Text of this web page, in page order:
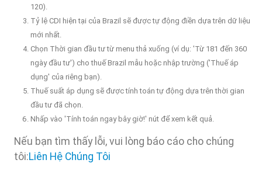
120).
Tỷ lệ CDI hiện tại của Brazil sẽ được tự động điền dựa trên dữ liệu
mới nhất.
Chọn Thời gian đầu tư từ menu thả xuống (ví dụ: 'Từ 181 đến 360
ngày đầu tư') cho thuế Brazil mẫu hoặc nhập trường ('Thuế áp
dụng' của riêng bạn).
Thuế suất áp dụng sẽ được tính toán tự động dựa trên thời gian
đầu tư đã chọn.
Nhấp vào 'Tính toán ngay bây giờ!' nút để xem kết quả.
Nếu bạn tìm thấy lỗi, vui lòng báo cáo cho chúng
tôi:Liên Hệ Chúng Tôi